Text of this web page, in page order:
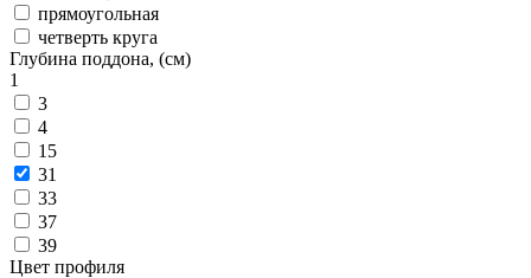
прямоугольная
четверть круга
Глубина поддона, (см)
1
3
4
15
31
33
37
39
Цвет профиля